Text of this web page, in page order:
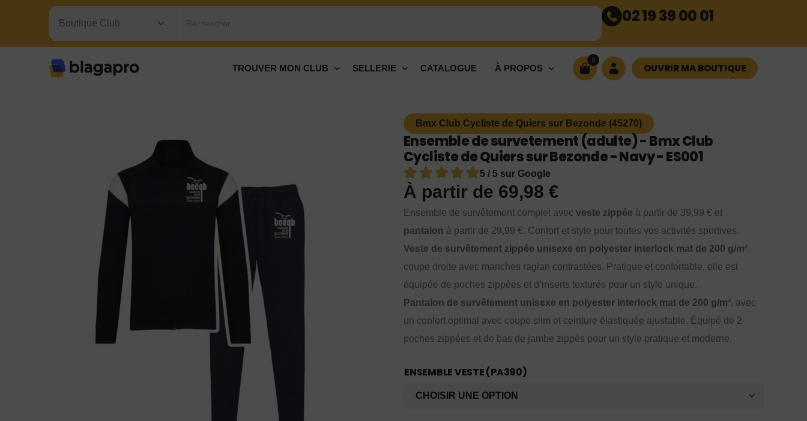
Rechercher… 02 19 39 00 01
TROUVER MON CLUB SELLERIE CATALOGUE À PROPOS
0
OUVRIR MA BOUTIQUE
Bmx Club Cycliste de Quiers sur Bezonde (45270)
Ensemble de survetement (adulte) - Bmx Club
Cycliste de Quiers sur Bezonde - Navy - ES001
5 / 5 sur Google
À partir de 69,98 €
Ensemble de survêtement complet avec veste zippée à partir de 39,99 € et
pantalon à partir de 29,99 €. Confort et style pour toutes vos activités sportives.
Veste de survêtement zippée unisexe en polyester interlock mat de 200 g/m²,
coupe droite avec manches raglan contrastées. Pratique et confortable, elle est
équipée de poches zippées et d’inserts texturés pour un style unique.
Pantalon de survêtement unisexe en polyester interlock mat de 200 g/m², avec
un confort optimal avec coupe slim et ceinture élastiquée ajustable. Équipé de 2
poches zippées et de bas de jambe zippés pour un style pratique et moderne.
ENSEMBLE VESTE (PA390)